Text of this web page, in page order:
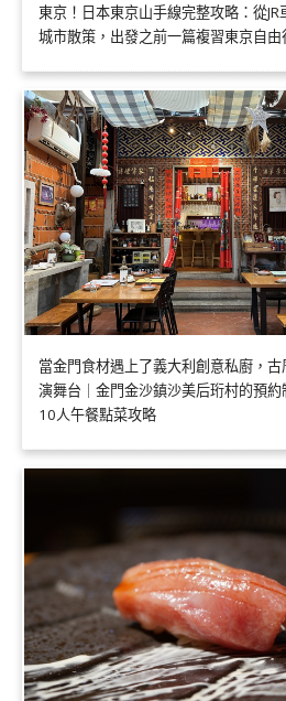
東京！日本東京山手線完整攻略：從
城市散策，出發之前一篇複習東京自由
當金門食材遇上了義大利創意私廚，
演舞台｜金門金沙鎮沙美后珩村的預約
10人午餐點菜攻略